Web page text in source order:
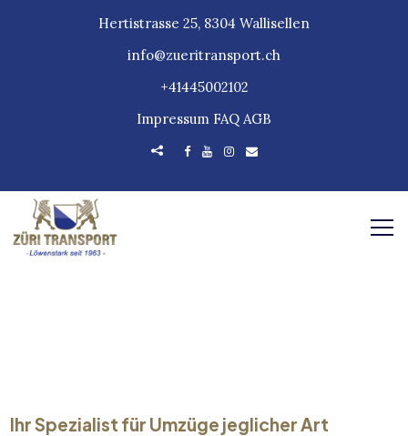
Hertistrasse 25, 8304 Wallisellen
info@zueritransport.ch
+41445002102
Impressum FAQ AGB
Ihr Spezialist für Umzüge jeglicher Art